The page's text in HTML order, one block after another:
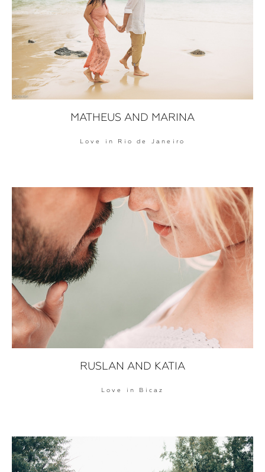
MATHEUS AND MARINA
Love in Rio de Janeiro
RUSLAN AND KATIA
Love in Bicaz